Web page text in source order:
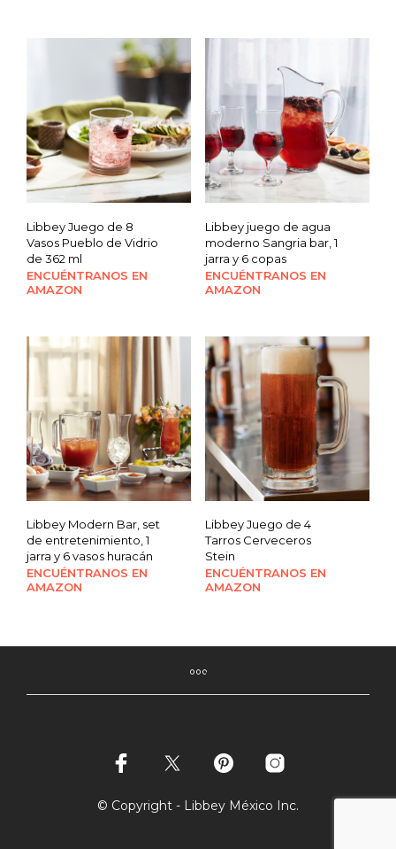
Libbey Juego de 8
Vasos Pueblo de Vidrio
de 362 ml
ENCUÉNTRANOS EN
AMAZON
Libbey juego de agua
moderno Sangria bar, 1
jarra y 6 copas
ENCUÉNTRANOS EN
AMAZON
Libbey Modern Bar, set
de entretenimiento, 1
jarra y 6 vasos huracán
ENCUÉNTRANOS EN
AMAZON
Libbey Juego de 4
Tarros Cerveceros
Stein
ENCUÉNTRANOS EN
AMAZON
© Copyright - Libbey México Inc.